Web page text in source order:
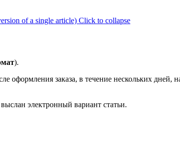
of a single article) Click to collapse
).
оформления заказа, в течение нескольких дней,
электронный вариант статьи.